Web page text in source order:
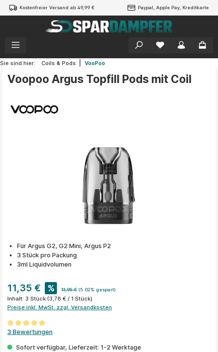
springen
Kostenfreier Versand ab 49,99 € Paypal, Apple Pay, Kreditkarte
Sie sind hier: Coils & Pods VooPoo
Voopoo Argus Topfill Pods mit Coil
Für Argus G2, G2 Mini, Argus P2
3 Stück pro Packung
3ml Liquidvolumen
11,35 € % 11,95 € (5.02% gespart)
Inhalt: 3 Stück (3,78 € / 1 Stück)
Preise inkl. MwSt. zzgl. Versandkosten
Durchschnittliche Bewertung von 5 von 5 Sternen
3 Bewertungen
Sofort verfügbar, Lieferzeit: 1-2 Werktage